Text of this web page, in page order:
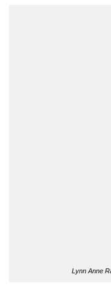
Lynn Anne